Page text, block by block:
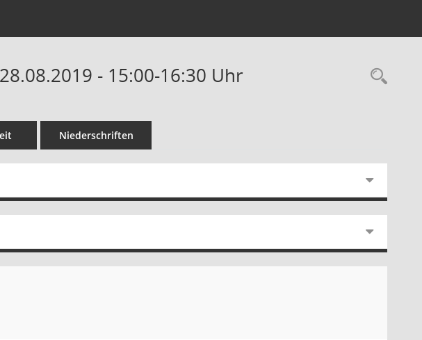
- 15:00-16:30 Uhr
Niederschriften